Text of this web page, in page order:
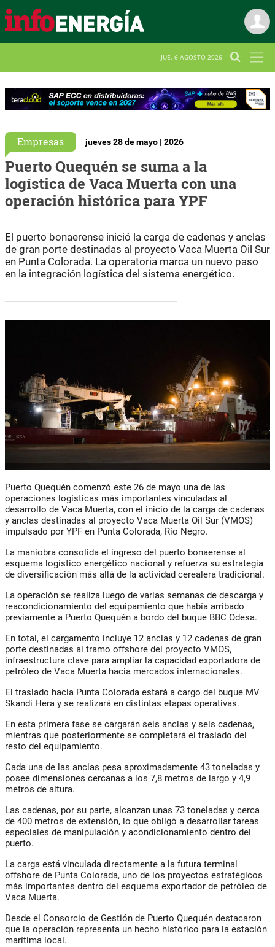
JUE. 6 AGOSTO 2026
Empresas jueves 28 de mayo | 2026
Puerto Quequén se suma a la
logística de Vaca Muerta con una
operación histórica para YPF
El puerto bonaerense inició la carga de cadenas y anclas
de gran porte destinadas al proyecto Vaca Muerta Oil Sur
en Punta Colorada. La operatoria marca un nuevo paso
en la integración logística del sistema energético.
Puerto Quequén comenzó este 26 de mayo una de las
operaciones logísticas más importantes vinculadas al
desarrollo de Vaca Muerta, con el inicio de la carga de cadenas
y anclas destinadas al proyecto Vaca Muerta Oil Sur (VMOS)
impulsado por YPF en Punta Colorada, Río Negro.
La maniobra consolida el ingreso del puerto bonaerense al
esquema logístico energético nacional y refuerza su estrategia
de diversificación más allá de la actividad cerealera tradicional.
La operación se realiza luego de varias semanas de descarga y
reacondicionamiento del equipamiento que había arribado
previamente a Puerto Quequén a bordo del buque BBC Odesa.
En total, el cargamento incluye 12 anclas y 12 cadenas de gran
porte destinadas al tramo offshore del proyecto VMOS,
infraestructura clave para ampliar la capacidad exportadora de
petróleo de Vaca Muerta hacia mercados internacionales.
El traslado hacia Punta Colorada estará a cargo del buque MV
Skandi Hera y se realizará en distintas etapas operativas.
En esta primera fase se cargarán seis anclas y seis cadenas,
mientras que posteriormente se completará el traslado del
resto del equipamiento.
Cada una de las anclas pesa aproximadamente 43 toneladas y
posee dimensiones cercanas a los 7,8 metros de largo y 4,9
metros de altura.
Las cadenas, por su parte, alcanzan unas 73 toneladas y cerca
de 400 metros de extensión, lo que obligó a desarrollar tareas
especiales de manipulación y acondicionamiento dentro del
puerto.
La carga está vinculada directamente a la futura terminal
offshore de Punta Colorada, uno de los proyectos estratégicos
más importantes dentro del esquema exportador de petróleo de
Vaca Muerta.
Desde el Consorcio de Gestión de Puerto Quequén destacaron
que la operación representa un hecho histórico para la estación
marítima local.